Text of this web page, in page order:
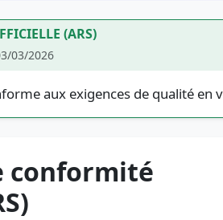
(ARS)
03/2026
aux exigences de qualité
conformité